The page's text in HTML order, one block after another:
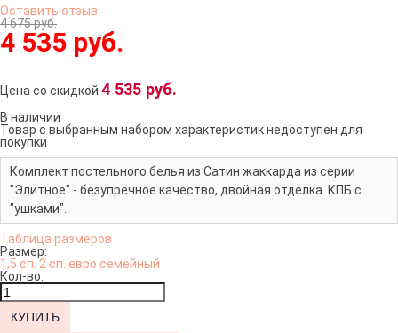
Оставить отзыв
4 675 руб.
4 535 руб.
Цена со скидкой 4 535 руб.
В наличии
Товар с выбранным набором характеристик недоступен для
покупки
Комплект постельного белья из Сатин жаккарда из серии
"Элитное" - безупречное качество, двойная отделка. КПБ с
"ушками".
Таблица размеров
Размер:
1,5 сп. 2 сп. евро семейный
Кол-во: